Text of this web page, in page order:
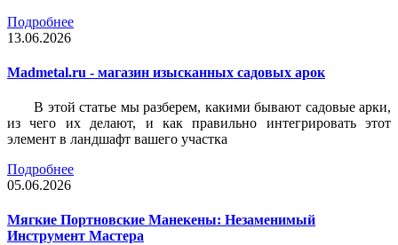
Подробнее
13.06.2026
Madmetal.ru - магазин изысканных садовых арок
В этой статье мы разберем, какими бывают садовые арки,
из чего их делают, и как правильно интегрировать этот
элемент в ландшафт вашего участка
Подробнее
05.06.2026
Мягкие Портновские Манекены: Незаменимый
Инструмент Мастера